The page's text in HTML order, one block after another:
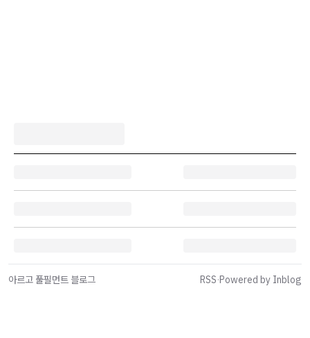
아르고 풀필먼트 블로그 RSS·Powered by Inblog